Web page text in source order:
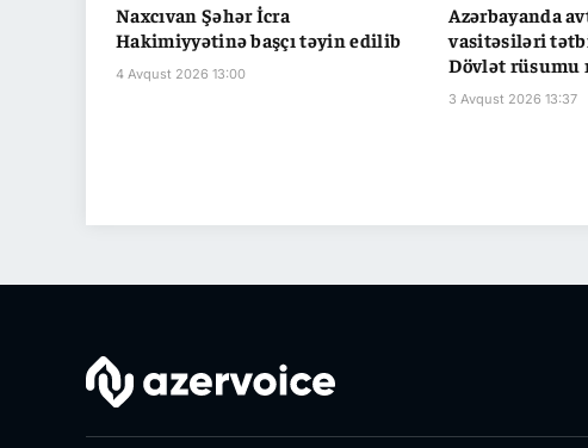
Naxcıvan Şəhər İcra
Hakimiyyətinə başçı təyin edilib
4 Avqust 2026 13:00
Azərbayanda
vasitəsiləri
Dövlət rüsumu
3 Avqust 2026 13:37